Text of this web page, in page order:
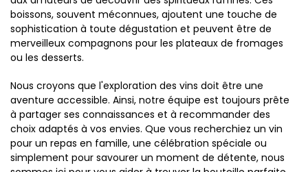
boissons, souvent méconnues, ajoutent une touche de
sophistication à toute dégustation et peuvent être de
merveilleux compagnons pour les plateaux de fromages
ou les desserts.
Nous croyons que l'exploration des vins doit être une
aventure accessible. Ainsi, notre équipe est toujours prête
à partager ses connaissances et à recommander des
choix adaptés à vos envies. Que vous recherchiez un vin
pour un repas en famille, une célébration spéciale ou
simplement pour savourer un moment de détente, nous